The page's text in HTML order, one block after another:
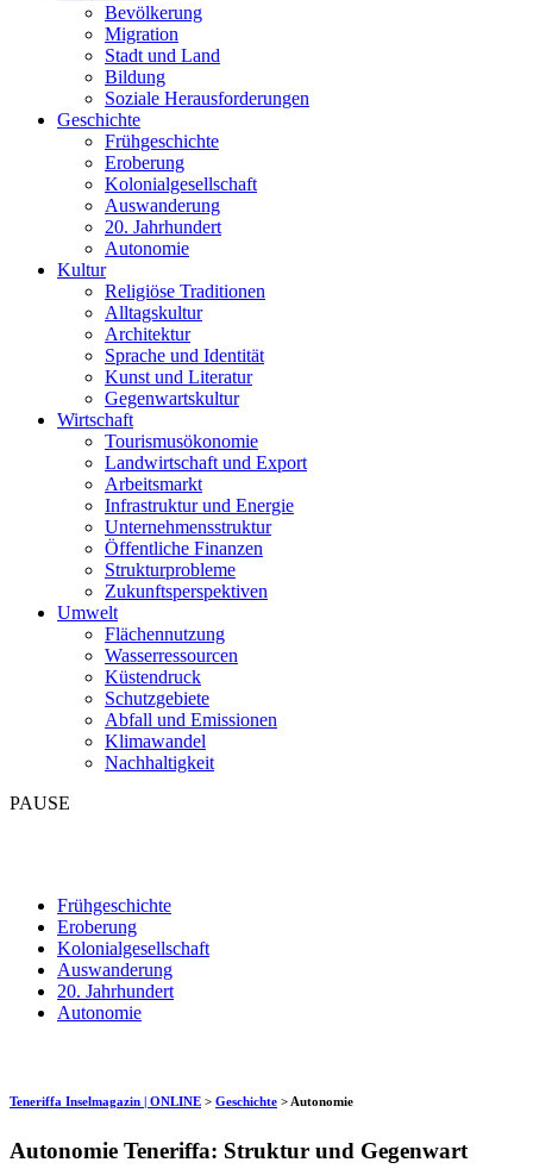
Bevölkerung
Migration
Stadt und Land
Bildung
Soziale Herausforderungen
Geschichte
Frühgeschichte
Eroberung
Kolonialgesellschaft
Auswanderung
20. Jahrhundert
Autonomie
Kultur
Religiöse Traditionen
Alltagskultur
Architektur
Sprache und Identität
Kunst und Literatur
Gegenwartskultur
Wirtschaft
Tourismusökonomie
Landwirtschaft und Export
Arbeitsmarkt
Infrastruktur und Energie
Unternehmensstruktur
Öffentliche Finanzen
Strukturprobleme
Zukunftsperspektiven
Umwelt
Flächennutzung
Wasserressourcen
Küstendruck
Schutzgebiete
Abfall und Emissionen
Klimawandel
Nachhaltigkeit
PAUSE
Frühgeschichte
Eroberung
Kolonialgesellschaft
Auswanderung
20. Jahrhundert
Autonomie
Teneriffa Inselmagazin | ONLINE > Geschichte > Autonomie
Autonomie Teneriffa: Struktur und Gegenwart